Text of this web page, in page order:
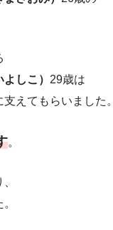
しこ） 29歳は
えてもらいました。
。